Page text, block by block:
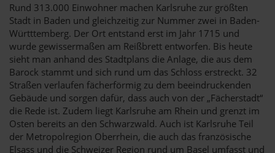
Rund 313.000 Einwohner machen Karlsruhe zur größten
Stadt in Baden und gleichzeitig zur Nummer zwei in Baden-
Württtemberg. Der Ort entstand erst im Jahr 1715 und
wurde gewissermaßen am Reißbrett entworfen. Bis heute
sieht man anhand des Stadtplans die Anlage, die aus dem
Barock stammt und sich rund um das Schloss erstreckt. 32
Straßen verlaufen fächerförmig zu dem beeindruckenden
Gebäude und sorgen dafür, dass auch von der „Fächerstadt“
die Rede ist. Zudem liegt Karlsruhe am Rhein und grenzt im
Osten bereits an den Schwarzwald. Auch ist Karlsruhe Teil
der Metropolregion Oberrhein, die auch das französische
Elsass und die Schweizer Region rund um Basel umfasst und